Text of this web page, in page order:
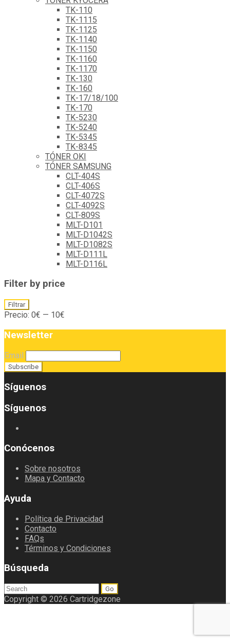
TK-110
TK-1115
TK-1125
TK-1140
TK-1150
TK-1160
TK-1170
TK-130
TK-160
TK-17/18/100
TK-170
TK-5230
TK-5240
TK-5345
TK-8345
TÓNER OKI
TÓNER SAMSUNG
CLT-404S
CLT-406S
CLT-4072S
CLT-4092S
CLT-809S
MLT-D101
MLT-D1042S
MLT-D1082S
MLT-D111L
MLT-D116L
Filter by price
Precio
mínimo
Precio
máximo
Filtrar
Precio: 0€ — 10€
Newsletter
Email
Síguenos
Síguenos
Conócenos
Sobre nosotros
Mapa y Contacto
Ayuda
Política de Privacidad
Contacto
FAQs
Términos y Condiciones
Búsqueda
Search
for:
Copyright © 2026 Cartridgezone